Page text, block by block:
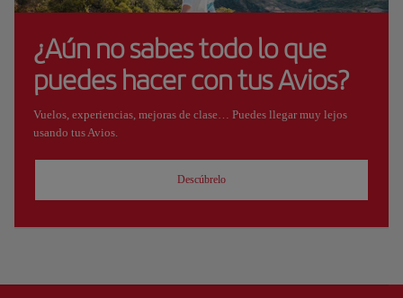
¿Aún no sabes todo lo que
puedes hacer con tus Avios?
Vuelos, experiencias, mejoras de clase… Puedes llegar muy lejos
usando tus Avios.
Descúbrelo